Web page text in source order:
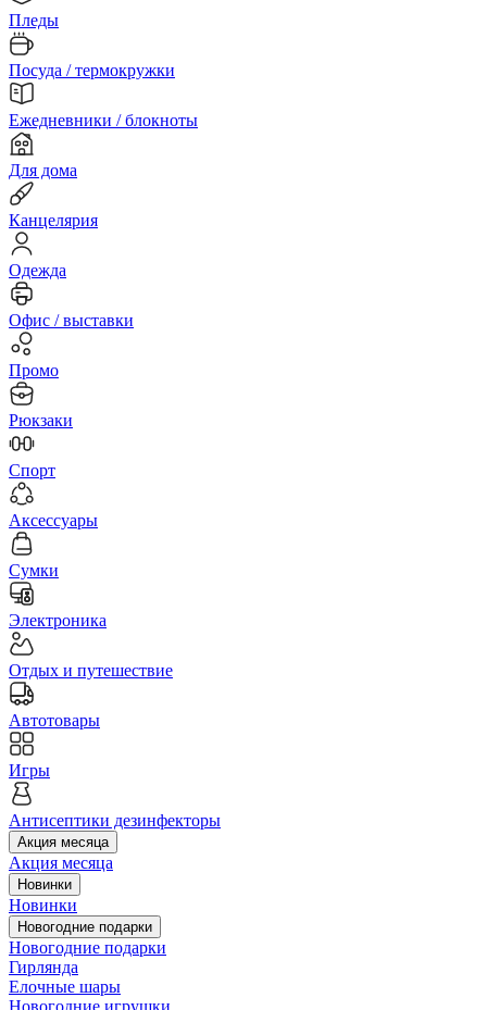
Пледы
Посуда / термокружки
Ежедневники / блокноты
Для дома
Канцелярия
Одежда
Офис / выставки
Промо
Рюкзаки
Спорт
Аксессуары
Сумки
Электроника
Отдых и путешествие
Автотовары
Игры
Антисептики дезинфекторы
Акция месяца
Акция месяца
Новинки
Новинки
Новогодние подарки
Новогодние подарки
Гирлянда
Елочные шары
Новогодние игрушки